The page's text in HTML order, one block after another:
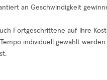
an Geschwindigkeit
Fortgeschrittene auf ihre
individuell gewählt